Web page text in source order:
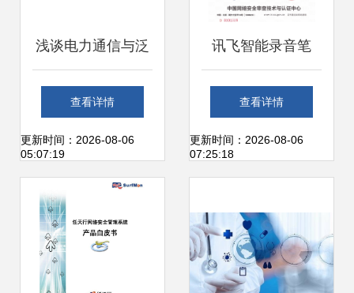
浅谈电力通信与泛
在电力物联网技术
的应用与发展
查看详情
更新时间：2026-08-06
05:07:19
讯飞智能录音笔
SR702、SR502顺
利通过CCRC信息
和隐私保障双优之
选
查看详情
更新时间：2026-08-06
07:25:18